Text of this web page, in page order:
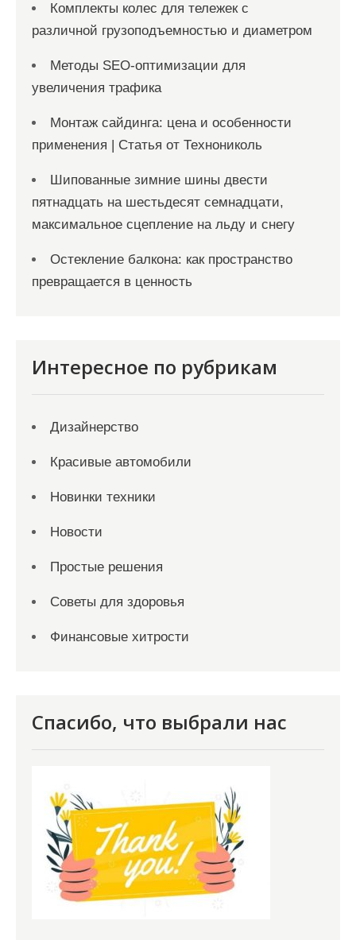
Комплекты колес для тележек с
различной грузоподъемностью и диаметром
Методы SEO-оптимизации для
увеличения трафика
Монтаж сайдинга: цена и особенности
применения | Статья от Технониколь
Шипованные зимние шины двести
пятнадцать на шестьдесят семнадцати,
максимальное сцепление на льду и снегу
Остекление балкона: как пространство
превращается в ценность
Интересное по рубрикам
Дизайнерство
Красивые автомобили
Новинки техники
Новости
Простые решения
Советы для здоровья
Финансовые хитрости
Спасибо, что выбрали нас